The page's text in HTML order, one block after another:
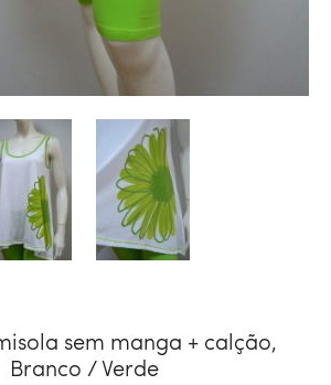
sem manga + calção,
Branco / Verde